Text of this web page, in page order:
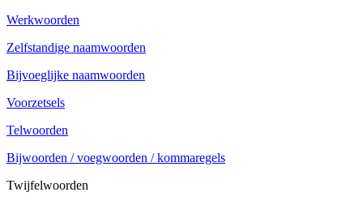
Werkwoorden
Zelfstandige naamwoorden
Bijvoeglijke naamwoorden
Voorzetsels
Telwoorden
Bijwoorden / voegwoorden / kommaregels
Twijfelwoorden